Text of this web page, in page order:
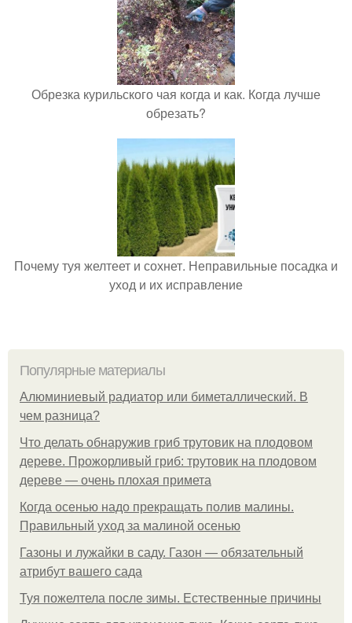
Обрезка курильского чая когда и как. Когда лучше
обрезать?
Почему туя желтеет и сохнет. Неправильные посадка и
уход и их исправление
Популярные материалы
Алюминиевый радиатор или биметаллический. В
чем разница?
Что делать обнаружив гриб трутовик на плодовом
дереве. Прожорливый гриб: трутовик на плодовом
дереве — очень плохая примета
Когда осенью надо прекращать полив малины.
Правильный уход за малиной осенью
Газоны и лужайки в саду. Газон — обязательный
атрибут вашего сада
Туя пожелтела после зимы. Естественные причины